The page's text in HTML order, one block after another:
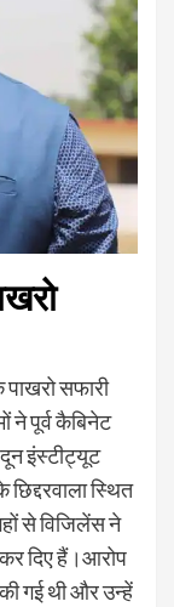
पाखरो सफारी
ने पूर्व कैबिनेट
इंस्टीट्यूट
स्थित
से विजिलेंस ने
दिए हैं।आरोप
गई थी और उन्हें